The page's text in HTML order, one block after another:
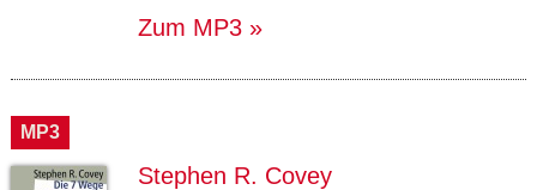
Zum MP3
MP3
Stephen R. Covey